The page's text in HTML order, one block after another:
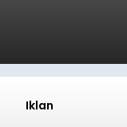
Iklan